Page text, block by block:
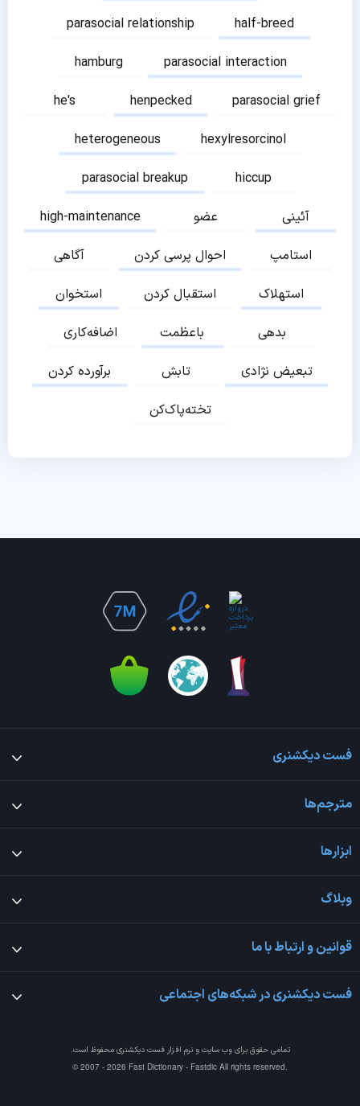
parasocial relationship
half-breed
hamburg
parasocial interaction
he's
henpecked
parasocial grief
heterogeneous
hexylresorcinol
parasocial breakup
hiccup
high-maintenance
عضو
آئینی
آگاهی
احوال پرسی کردن
استامپ
استخوان
استقبال کردن
استهلاک
اضافه‌کاری
باعظمت
بدهی
برآورده کردن
تابش
تبعیض نژادی
تخته‌پاک‌کن
فست دیکشنری
مترجم‌ها
ابزارها
وبلاگ
قوانین و ارتباط با ما
فست دیکشنری در شبکه‌های اجتماعی
تمامی حقوق برای وب سایت و نرم افزارفست دیکشنری محفوظ است.
© 2007 - 2026 Fast Dictionary - Fastdic All rights reserved.